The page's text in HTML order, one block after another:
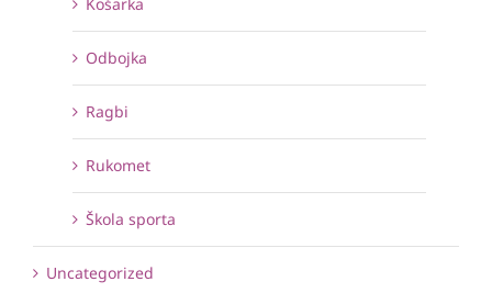
Košarka
Odbojka
Ragbi
Rukomet
Škola sporta
Uncategorized